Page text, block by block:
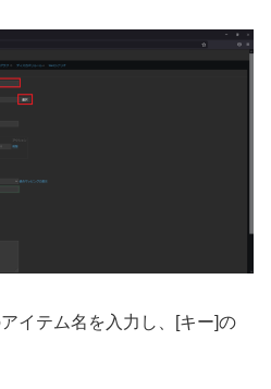
イテム名を入力し、[キー]の